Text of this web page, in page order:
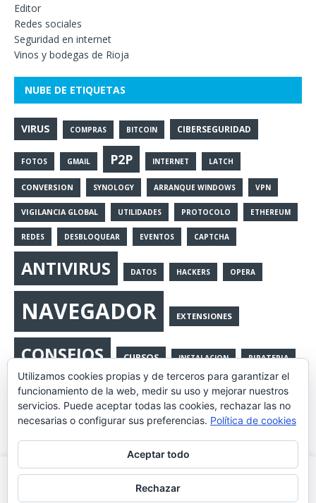
Editor
Redes sociales
Seguridad en internet
Vinos y bodegas de Rioja
NUBE DE ETIQUETAS
VIRUS COMPRAS BITCOIN CIBERSEGURIDAD
FOTOS GMAIL P2P INTERNET LATCH
CONVERSION SYNOLOGY ARRANQUE WINDOWS VPN
VIGILANCIA GLOBAL UTILIDADES PROTOCOLO ETHEREUM
REDES DESBLOQUEAR EVENTOS CAPTCHA
ANTIVIRUS DATOS HACKERS OPERA
NAVEGADOR EXTENSIONES
CONSEJOS CURSOS INSTALACION PIRATERIA
LIBROS BLOCKHAIN ANDROID JUEGOS
CRYPTOLOCKER ESPIONAJE MALWA PORTMASTER
PHISING IOT CONTROL_REMOTO BLOCKCHAIN 23F
TPB
Utilizamos cookies propias y de terceros para mejorar la
experiencia de navegación, y ofrecer contenidos y publicidad
Utilizamos cookies propias y de terceros para garantizar el
funcionamiento de la web, medir su uso y mejorar nuestros
servicios. Puede aceptar todas las cookies, rechazar las no
necesarias o configurar sus preferencias. Política de cookies
Aceptar todo
Rechazar